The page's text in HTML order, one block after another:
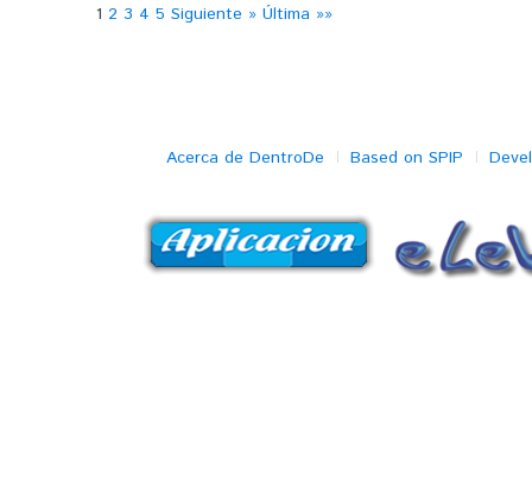
1 2 3 4 5 Siguiente » Última »»
Acerca de DentroDe Based on SPIP